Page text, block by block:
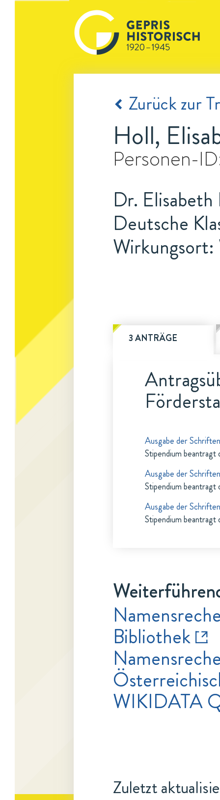
Zurück zur
Holl,
Personen-
Dr.
Deutsche
Wirkungsort:
3 ANTRÄGE
Ausgabe der
Stipendium beantragt
Ausgabe der
Stipendium beantragt
Ausgabe der
Stipendium beantragt
Bibliothek
WIKIDATA
Zuletzt